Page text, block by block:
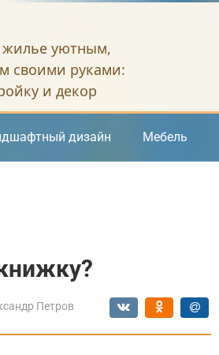
жилье уютным,
своими руками:
и декор
дизайн Мебель
Петров